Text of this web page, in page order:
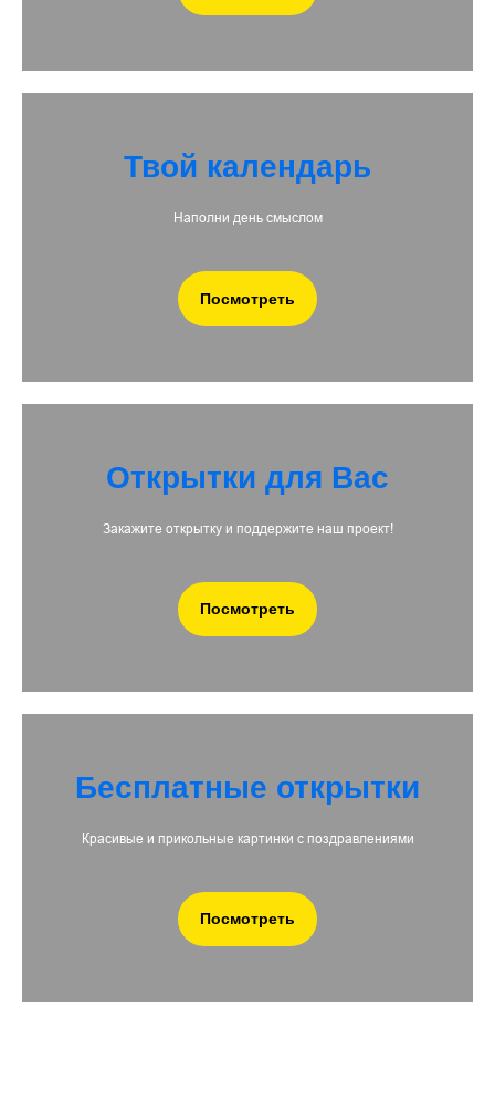
Твой календарь
Наполни день смыслом
Посмотреть
Открытки для Вас
Закажите открытку и поддержите наш проект!
Посмотреть
Бесплатные открытки
Красивые и прикольные картинки с поздравлениями
Посмотреть